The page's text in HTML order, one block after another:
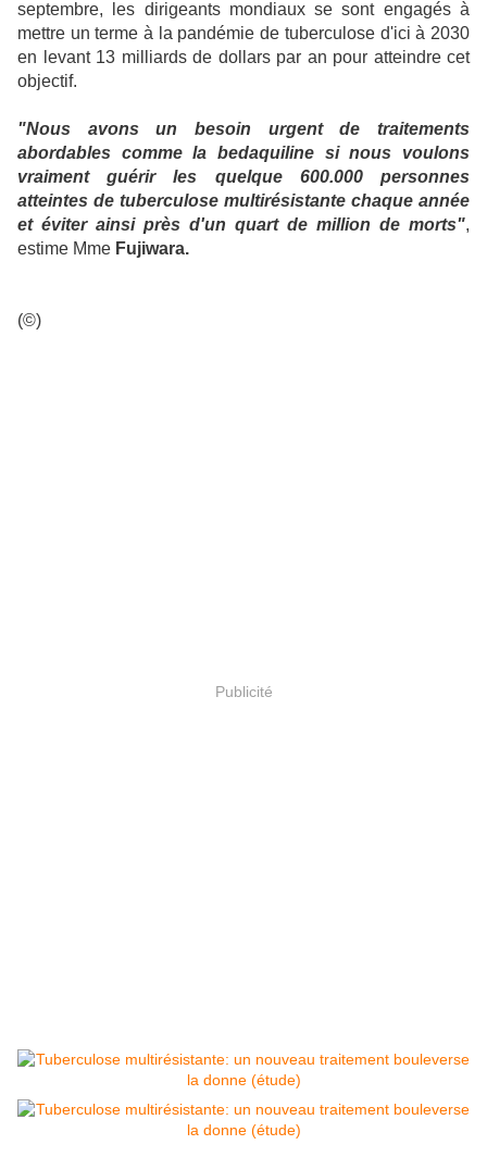
septembre, les dirigeants mondiaux se sont engagés à
mettre un terme à la pandémie de tuberculose d'ici à 2030
en levant 13 milliards de dollars par an pour atteindre cet
objectif.
"Nous avons un besoin urgent de traitements
abordables comme la bedaquiline si nous voulons
vraiment guérir les quelque 600.000 personnes
atteintes de tuberculose multirésistante chaque année
et éviter ainsi près d'un quart de million de morts",
estime Mme Fujiwara.
(©)
Publicité